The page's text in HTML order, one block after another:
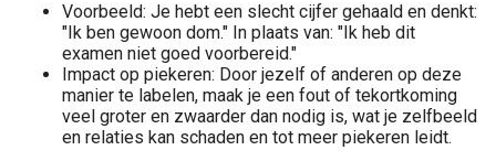
Voorbeeld: Je hebt een slecht cijfer gehaald en denkt:
"Ik ben gewoon dom." In plaats van: "Ik heb dit
examen niet goed voorbereid."
Impact op piekeren: Door jezelf of anderen op deze
manier te labelen, maak je een fout of tekortkoming
veel groter en zwaarder dan nodig is, wat je zelfbeeld
en relaties kan schaden en tot meer piekeren leidt.